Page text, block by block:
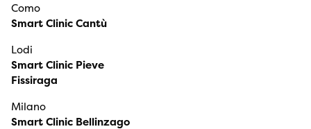
Como
Smart Clinic Cantù
Lodi
Smart Clinic Pieve
Fissiraga
Milano
Smart Clinic Bellinzago